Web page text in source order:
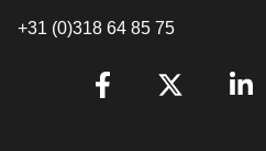
+31 (0)318 64 85 75
[_General:SocialMediaTitle]